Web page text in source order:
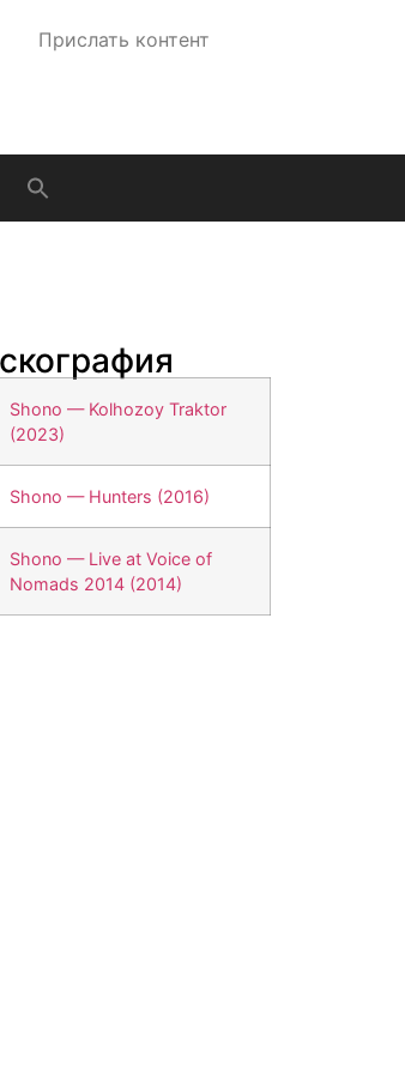
Прислать контент
Shono — Kolhozoy Traktor
(2023)
Shono — Hunters (2016)
Shono — Live at Voice of
Nomads 2014 (2014)